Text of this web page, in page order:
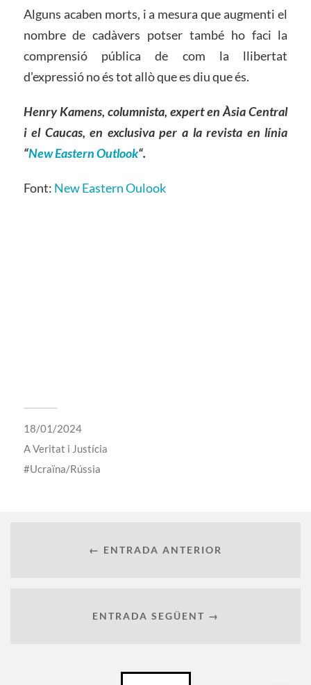
Alguns acaben morts, i a mesura que augmenti el
nombre de cadàvers potser també ho faci la
comprensió pública de com la llibertat
d’expressió no és tot allò que es diu que és.
Henry Kamens, columnista, experten Àsia Central
i el Caucas, en exclusiva per a la revista en línia
“New Eastern Outlook“.
Font: New Eastern Oulook
18/01/2024
AVeritat i Justícia
Ucraïna/Rússia
← ENTRADA ANTERIOR
ENTRADA SEGÜENT →